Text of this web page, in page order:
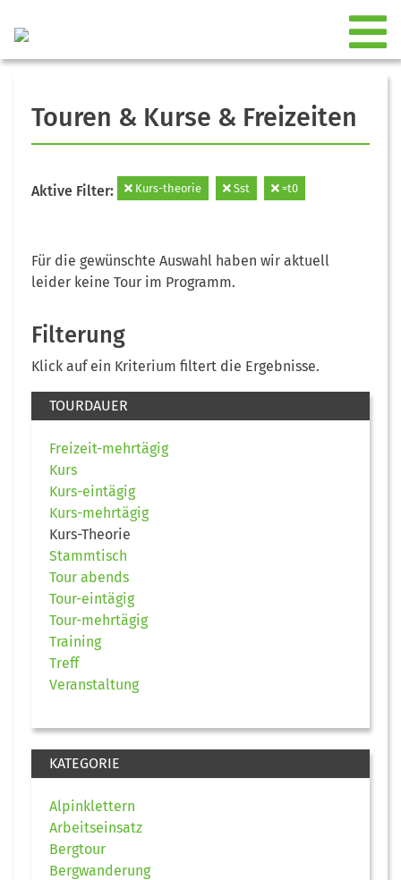
Touren & Kurse & Freizeiten
Aktive Filter: Kurs-theorie Sst =t0
Für die gewünschte Auswahl haben wir aktuell
leider keine Tour im Programm.
Filterung
Klick auf ein Kriterium filtert die Ergebnisse.
TOURDAUER
Freizeit-mehrtägig
Kurs
Kurs-eintägig
Kurs-mehrtägig
Kurs-Theorie
Stammtisch
Tour abends
Tour-eintägig
Tour-mehrtägig
Training
Treff
Veranstaltung
KATEGORIE
Alpinklettern
Arbeitseinsatz
Bergtour
Bergwanderung